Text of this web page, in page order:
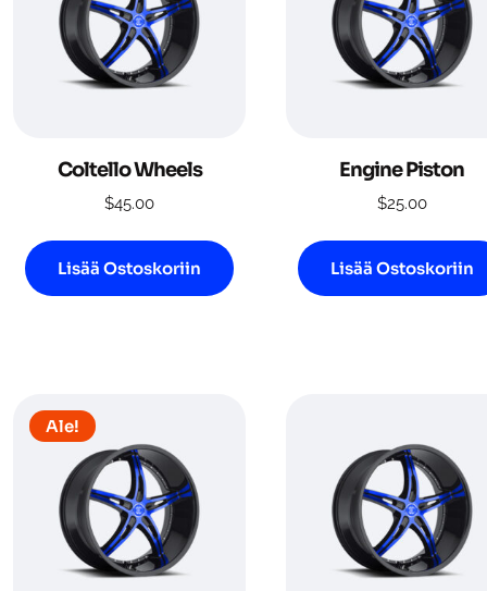
Coltello Wheels
$45.00
Lisää Ostoskoriin
Engine Piston
$25.00
Lisää Ostoskoriin
Ale!